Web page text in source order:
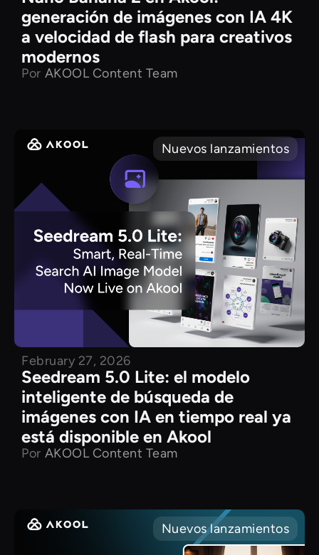
generación de imágenes con IA 4K
a velocidad de flash para creativos
modernos
Por AKOOL Content Team
Nuevos lanzamientos
February 27, 2026
Seedream 5.0 Lite: el modelo
inteligente de búsqueda de
imágenes con IA en tiempo real ya
está disponible en Akool
Por AKOOL Content Team
Nuevos lanzamientos